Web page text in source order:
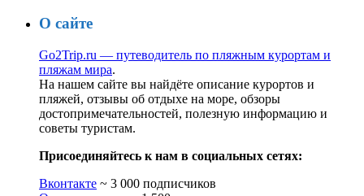
О сайте
Go2Trip.ru — путеводитель по пляжным курортам и
пляжам мира.
На нашем сайте вы найдёте описание курортов и
пляжей, отзывы об отдыхе на море, обзоры
достопримечательностей, полезную информацию и
советы туристам.
Присоединяйтесь к нам в социальных сетях:
Вконтакте ~ 3 000 подписчиков